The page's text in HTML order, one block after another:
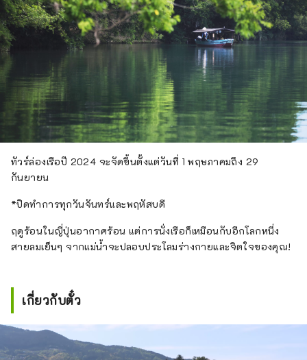
ทัวร์ล่องเรือปี 2024 จะจัดขึ้นตั้งแต่วันที่ 1 พฤษภาคมถึง 29
กันยายน
*ปิดทำการทุกวันจันทร์และพฤหัสบดี
ฤดูร้อนในญี่ปุ่นอากาศร้อน แต่การนั่งเรือก็เหมือนกับอีกโลกหนึ่ง
สายลมเย็นๆ จากแม่น้ำจะปลอบประโลมร่างกายและจิตใจของคุณ!
เกี่ยวกับตั๋ว